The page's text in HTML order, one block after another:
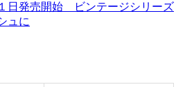
日発売開始 ビンテージシリーズ
ュに